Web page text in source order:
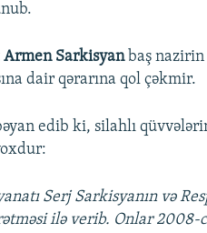
Armen Sarkisyanbaş nazirin
dair qərarına qol çəkmir.
edib ki, silahlı
Serj Sarkisyanın və
ilə verib. Onlar 2008-